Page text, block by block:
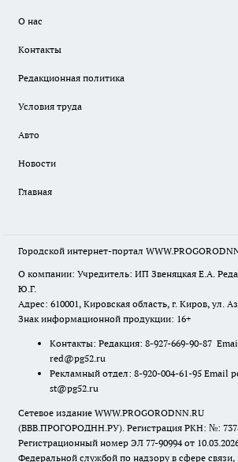
О нас
Контакты
Редакционная политика
Условия труда
Авто
Новости
Главная
Городской интернет-портал
О компании: Учредитель: ИП Звеняцкая Е.А.
Ю.Г.
Адрес: 610001, Кировская область, г. Киров, ул.
Знак информационной продукции: 16+
Контакты: Редакция: 8-927-669-90-87
red@pg52.ru
Рекламный отдел: 8-920-004-61-95 Email
st@pg52.ru
Сетевое издание WWW.PROGORODNN.RU
(ВВВ.ПРОГОРОДНН.РУ). Регистрация РКН: №:
Регистрационный номер ЭЛ 77-90994 от
Федеральной службой по надзору в сфере